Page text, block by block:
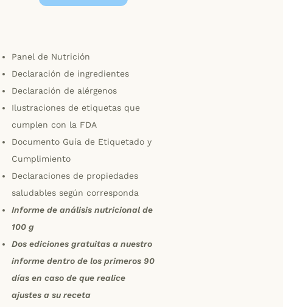
Panel de Nutrición
Declaración de ingredientes
Declaración de alérgenos
Ilustraciones de etiquetas que
cumplen con la FDA
Documento Guía de Etiquetado y
Cumplimiento
Declaraciones de propiedades
saludables según corresponda
Informe de análisis nutricional de
100 g
Dos ediciones gratuitas a nuestro
informe dentro de los primeros 90
días en caso de que realice
ajustes a su receta